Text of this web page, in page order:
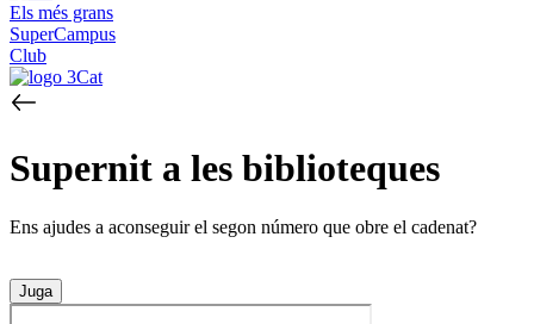
Els més grans
SuperCampus
Club
Supernit a les biblioteques
Ens ajudes a aconseguir el segon número que obre el cadenat?
Juga